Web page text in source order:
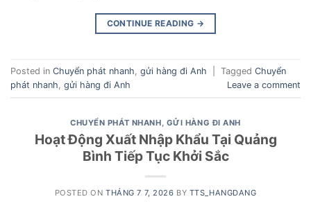
CONTINUE READING →
Posted in Chuyển phát nhanh gửi hàng đi Anh Tagged Chuyển
phát nhanh gửi hàng đi Anh Leave a comment
CHUYỂN PHÁT NHANH, GỬI HÀNG ĐI ANH
Hoạt Động Xuất Nhập Khẩu Tại Quảng
Bình Tiếp Tục Khởi Sắc
POSTED ONTHÁNG 7 7, 2026 BY TTS_HANGDANG